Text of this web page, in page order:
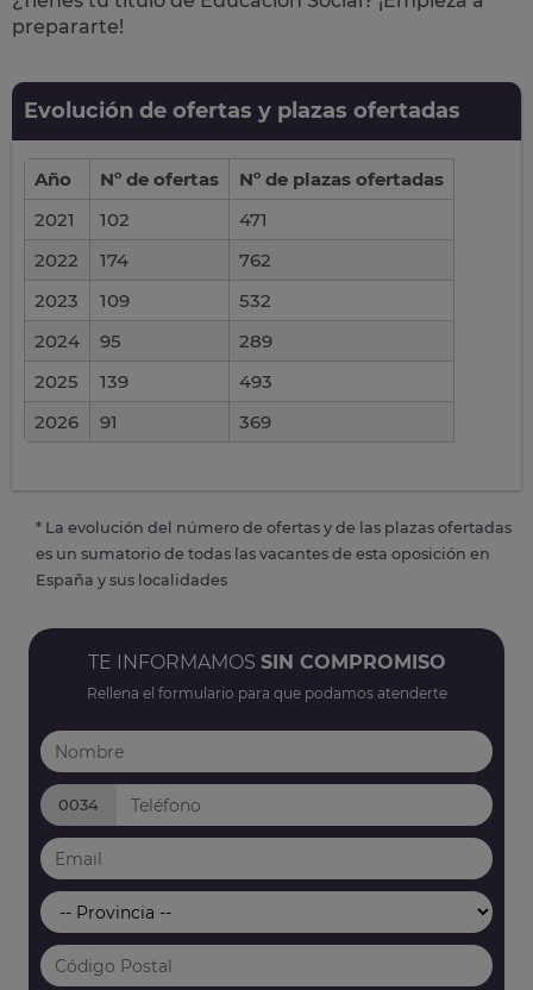
prepararte!
Evolución de ofertas y plazas ofertadas
Año Nº de ofertas
Nº de plazas ofertadas
2021
102
471
2022
174
762
2023
109
532
2024
95
289
2025
139
493
2026
91 369
* La evolución del número de ofertas y de las plazas ofertadas
es un sumatorio de todas las vacantes de esta oposición en
España y sus localidades
TE INFORMAMOS SIN COMPROMISO
Rellena el formulario para que podamos atenderte
0034